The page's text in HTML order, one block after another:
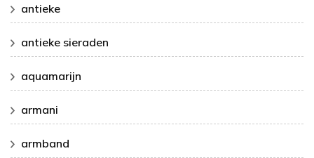
antieke
antieke sieraden
aquamarijn
armani
armband